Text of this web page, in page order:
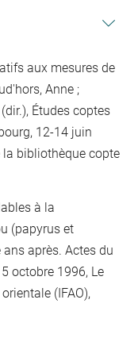
aux mesures de
Anne ;
Études coptes
12-14 juin
la bibliothèque copte
à la
(papyrus et
après. Actes du
octobre 1996, Le
(IFAO),